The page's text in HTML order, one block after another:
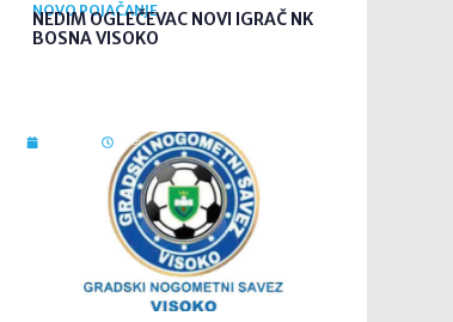
NOVO POJAČANJE
NEDIM OGLEČEVAC NOVI IGRAČ NK
BOSNA VISOKO
09:26